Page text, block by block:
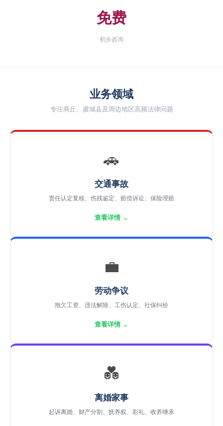
免费
初步咨询
业务领域
专注商丘、虞城县及周边地区高频法律问题
🚗
交通事故
责任认定复核、伤残鉴定、赔偿诉讼、保险理赔
查看详情 →
💼
劳动争议
拖欠工资、违法解除、工伤认定、社保纠纷
查看详情 →
💑
离婚家事
起诉离婚、财产分割、抚养权、彩礼、收养继承